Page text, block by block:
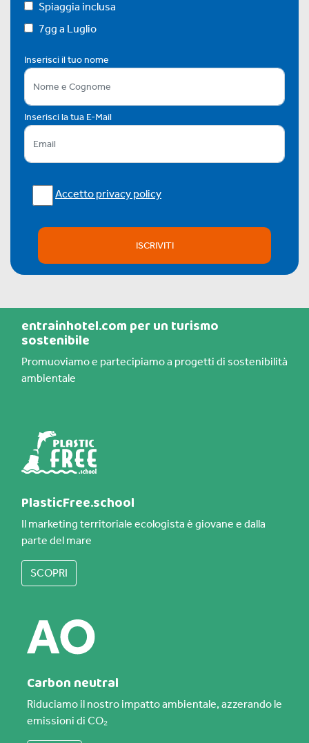
Spiaggia inclusa
7gg a Luglio
Inserisci il tuo nome
Inserisci la tua E-Mail
Accetto privacy policy
ISCRIVITI
entrainhotel.com per un turismo
sostenibile
Promuoviamo e partecipiamo a progetti di sostenibilità
ambientale
PlasticFree.school
Il marketing territoriale ecologista è giovane e dalla
parte del mare
SCOPRI
Carbon neutral
Riduciamo il nostro impatto ambientale, azzerando le
emissioni di CO₂